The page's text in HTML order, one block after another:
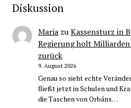
Diskussion
MariazuKassensturz in
Regierung holt
zurück
9. August 2026
Genau so sieht echte
fließt jetzt in Schulen und
die Taschen von Orbáns…